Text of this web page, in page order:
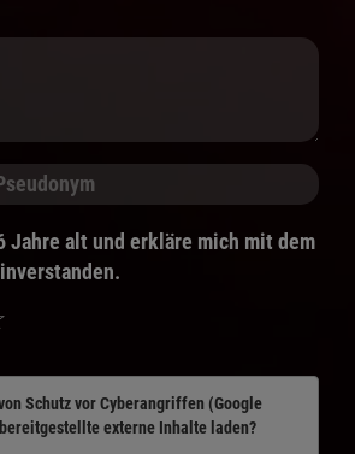
Jahre alt und erkläre mich mit dem
Schutz vor Cyberangriffen (Google
bereitgestellte externe Inhalte laden?